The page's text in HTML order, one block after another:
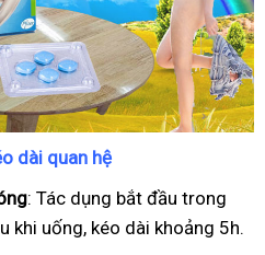
dài quan hệ
: Tác dụng bắt đầu trong
khi uống, kéo dài khoảng 5h.